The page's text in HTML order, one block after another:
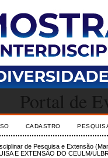
Portal de
CADASTRO
de Pesquisa e Extensão
E EXTENSÃO DO CEULM/